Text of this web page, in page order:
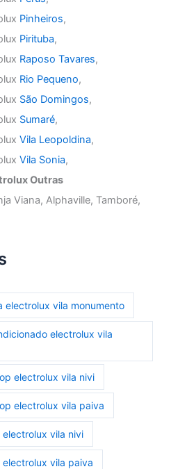
Pinheiros,
Pirituba,
Raposo Tavares,
Rio Pequeno,
São Domingos,
Sumaré,
Vila Leopoldina,
Vila Sonia,
Outras
Viana, Alphaville, Tamboré,
electrolux vila monumento
electrolux vila
electrolux vila nivi
electrolux vila paiva
vila nivi
vila paiva